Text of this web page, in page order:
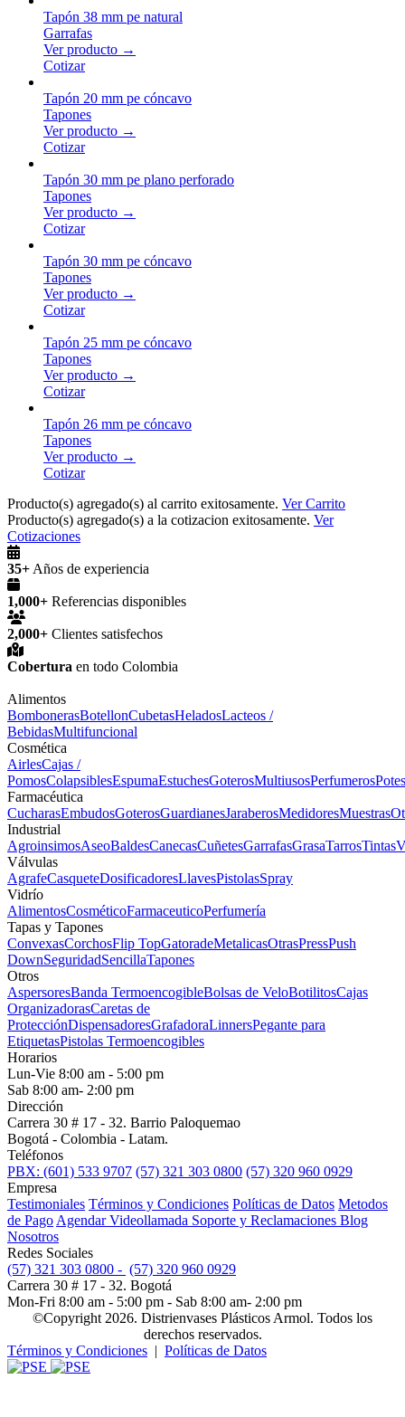
Tapón 38 mm pe natural
Garrafas
Ver producto →
Cotizar
Tapón 20 mm pe cóncavo
Tapones
Ver producto →
Cotizar
Tapón 30 mm pe plano perforado
Tapones
Ver producto →
Cotizar
Tapón 30 mm pe cóncavo
Tapones
Ver producto →
Cotizar
Tapón 25 mm pe cóncavo
Tapones
Ver producto →
Cotizar
Tapón 26 mm pe cóncavo
Tapones
Ver producto →
Cotizar
Producto(s) agregado(s) al carrito exitosamente. Ver Carrito
Producto(s) agregado(s) a la cotizacion exitosamente. Ver
Cotizaciones
35+ Años de experiencia
1,000+ Referencias disponibles
2,000+ Clientes satisfechos
Cobertura en todo Colombia
Alimentos
BombonerasBotellonCubetasHeladosLacteos /
BebidasMultifuncional
Cosmética
AirlesCajas /
PomosColapsiblesEspumaEstuchesGoterosMultiusosPerfumerosPotes
Farmacéutica
CucharasEmbudosGoterosGuardianesJaraberosMedidoresMuestras
Industrial
AgroinsimosAseoBaldesCanecasCuñetesGarrafasGrasaTarrosTintas
Válvulas
AgrafeCasqueteDosificadoresLlavesPistolasSpray
Vidrío
AlimentosCosméticoFarmaceuticoPerfumería
Tapas y Tapones
ConvexasCorchosFlip TopGatoradeMetalicasOtrasPressPush
DownSeguridadSencillaTapones
Otros
AspersoresBanda TermoencogibleBolsas de VeloBotilitosCajas
OrganizadorasCaretas de
ProtecciónDispensadoresGrafadoraLinnersPegante para
EtiquetasPistolas Termoencogibles
Horarios
Lun-Vie 8:00 am - 5:00 pm
Sab 8:00 am- 2:00 pm
Dirección
Carrera 30 # 17 - 32. Barrio Paloquemao
Bogotá - Colombia - Latam.
Teléfonos
PBX: (601) 533 9707 (57) 321 303 0800 (57) 320 960 0929
Empresa
Testimoniales Términos y Condiciones Políticas de Datos Metodos
de Pago Agendar Videollamada Soporte y Reclamaciones Blog
Nosotros
Redes Sociales
(57) 321 303 0800 - (57) 320 960 0929
Carrera 30 # 17 - 32. Bogotá
Mon-Fri 8:00 am - 5:00 pm - Sab 8:00 am- 2:00 pm
©Copyright 2026. Distrienvases Plásticos Armol. Todos los
derechos reservados.
Términos y Condiciones | Políticas de Datos